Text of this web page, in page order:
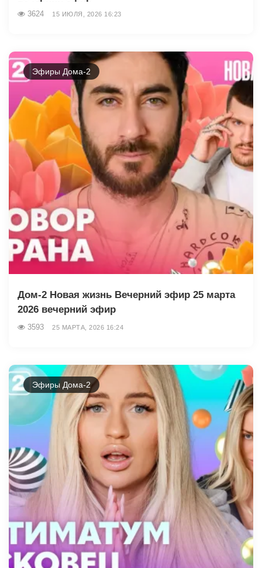
3624 15 ИЮЛЯ, 2026 16:23
Эфиры Дома-2
Дом-2 Новая жизнь Вечерний эфир 25 марта
2026 вечерний эфир
3593 25 МАРТА, 2026 16:24
Эфиры Дома-2